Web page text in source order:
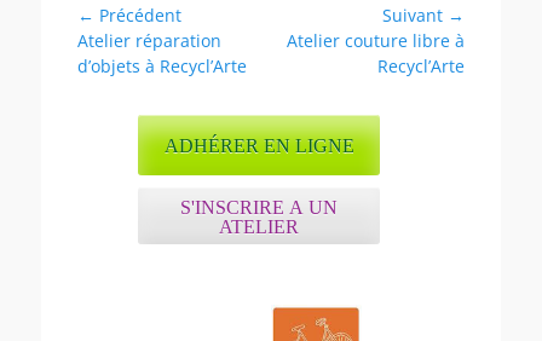
Navigation
de
l’article
← Précédent
Article
précédent :
Atelier réparation
d’objets à Recycl’Arte
Suivant →
Article
Atelier couture libre à
Recycl’Arte
ADHÉRER EN LIGNE
S'INSCRIRE A UN
ATELIER